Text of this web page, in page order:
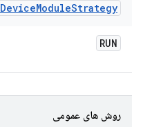
DeviceModuleStrategy
RUN
روش های عمومی